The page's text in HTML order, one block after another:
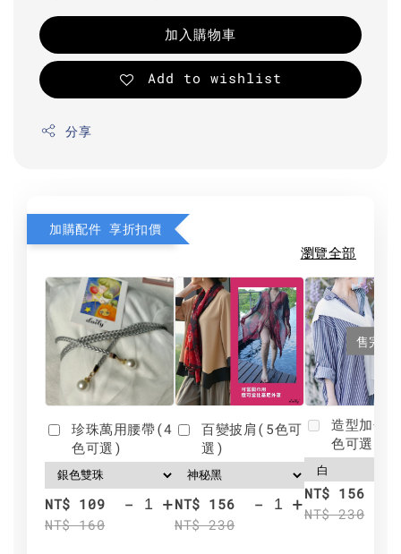
加入購物車
Add to wishlist
分享
加購配件 享折扣價
瀏覽全部
珍珠萬用腰帶(4
色可選)
NT$ 109
NT$ 160
- +
百變披肩(5色可
選)
NT$ 156
NT$ 230
- +
售完
造型加分
色可選)
NT$ 156
NT$ 230